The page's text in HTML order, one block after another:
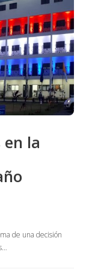
la
de una decisión